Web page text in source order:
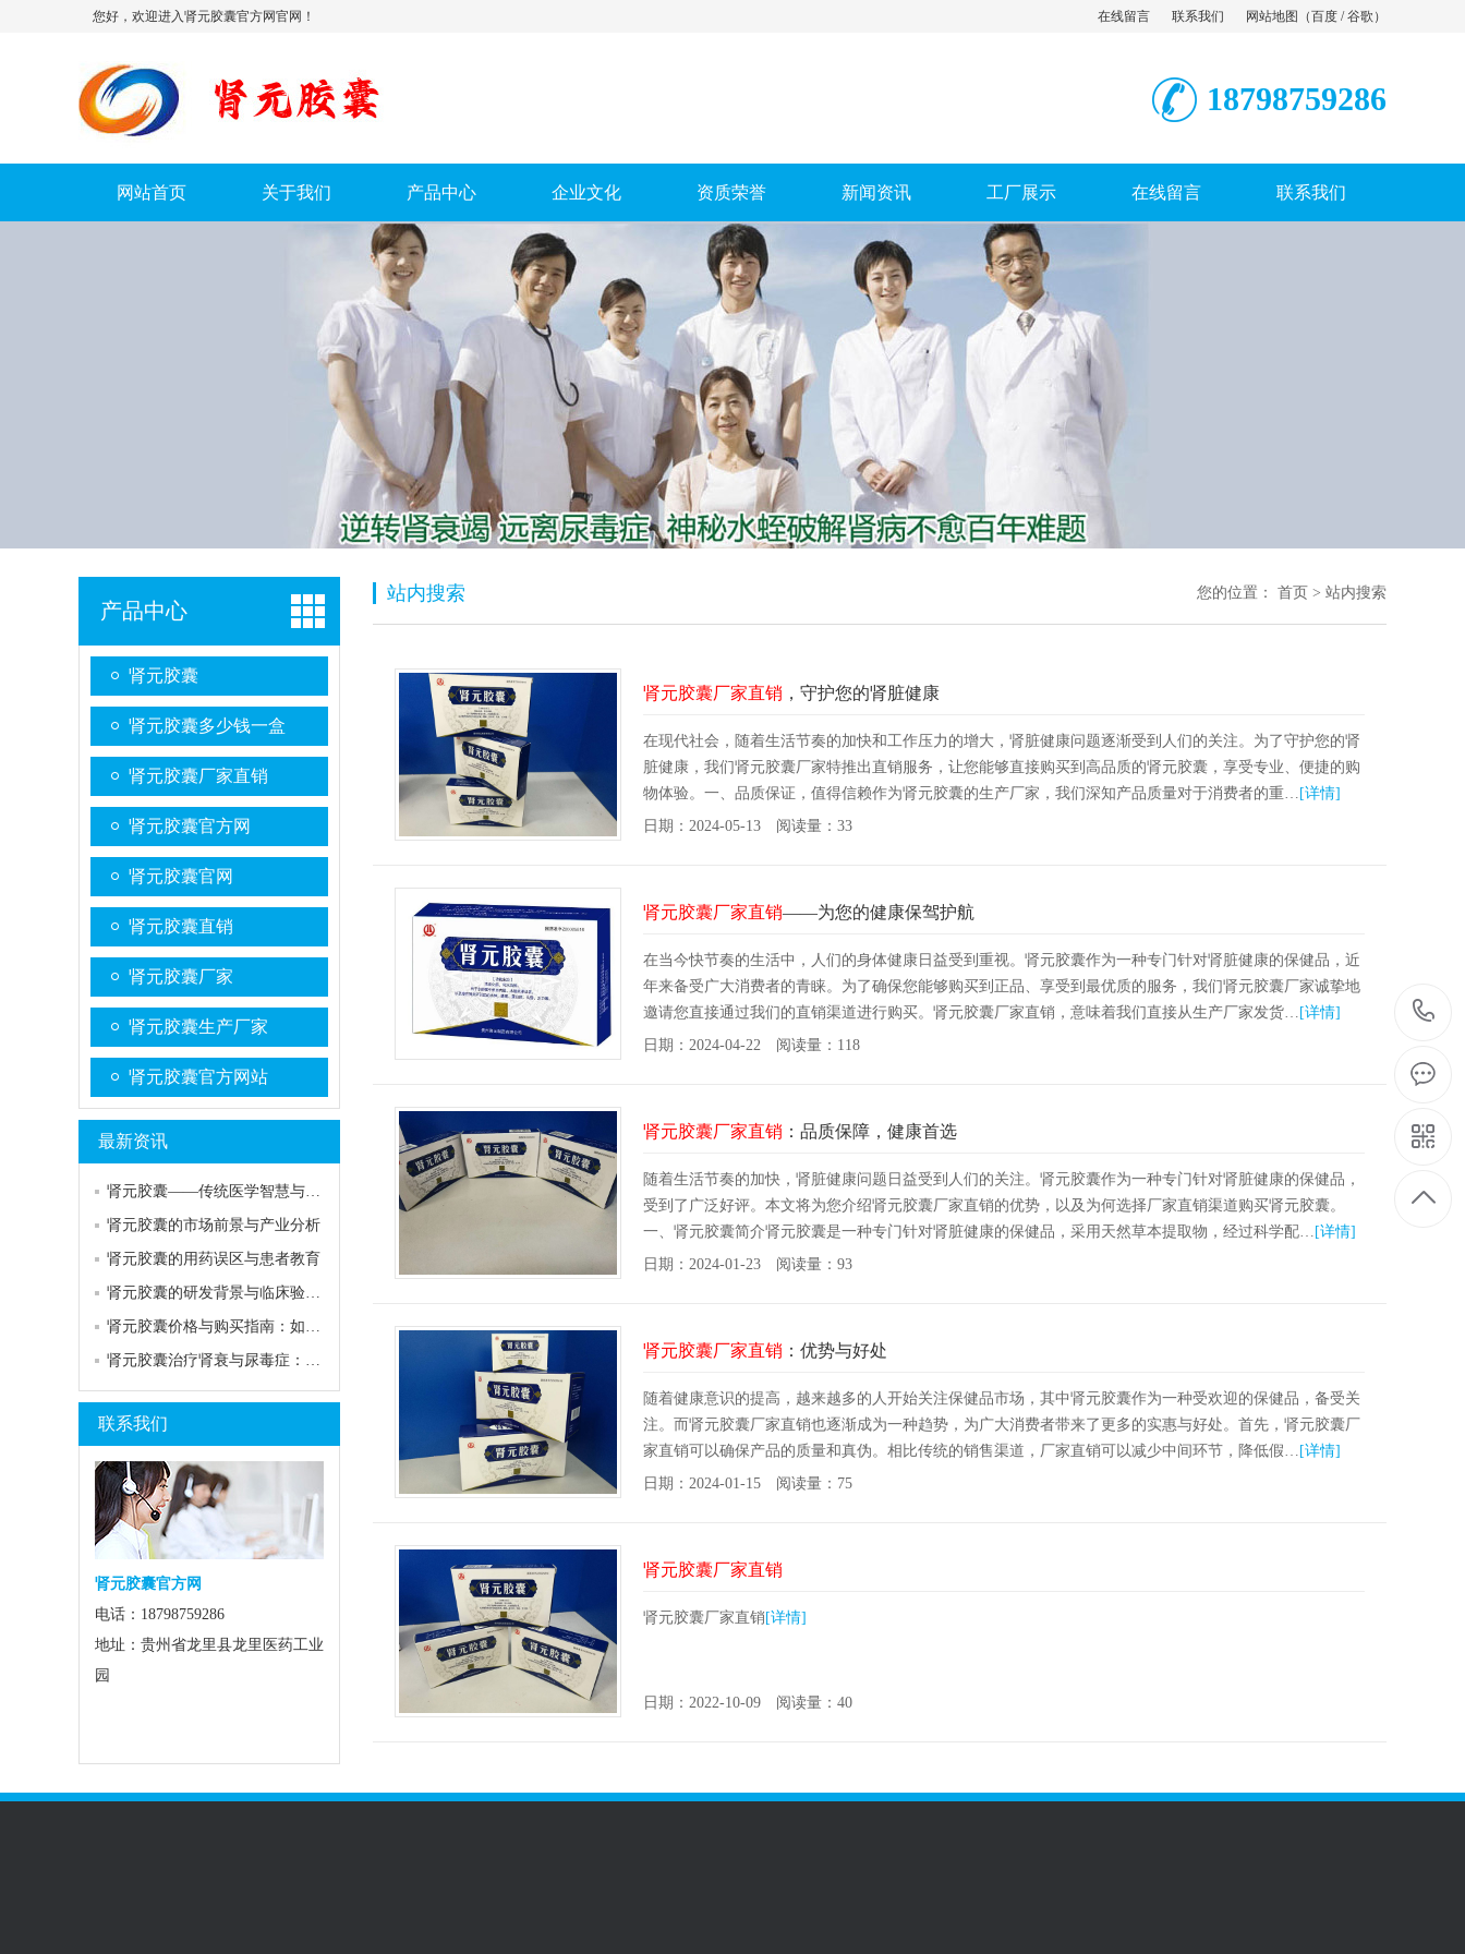
您好，欢迎进入肾元胶囊官方网官网！ 在线留言 联系我们 网站地图 （百度 /谷歌 ）
18798759286
网站首页 关于我们 产品中心 企业文化 资质荣誉 新闻资讯 工厂展示 在线留言 联系我们
产品中心
肾元胶囊
肾元胶囊多少钱一盒
肾元胶囊厂家直销
肾元胶囊官方网
肾元胶囊官网
肾元胶囊直销
肾元胶囊厂家
肾元胶囊生产厂家
肾元胶囊官方网站
最新资讯
肾元胶囊——传统医学智慧与现代科学的结晶
肾元胶囊的市场前景与产业分析
肾元胶囊的用药误区与患者教育
肾元胶囊的研发背景与临床验证历程
肾元胶囊价格与购买指南：如何选择高性价比产…
肾元胶囊治疗肾衰与尿毒症：希望还是误区？
联系我们
肾元胶囊官方网
电话：18798759286
地址：贵州省龙里县龙里医药工业
园
站内搜索 您的位置： 首页 > 站内搜索
肾元胶囊厂家直销 ，守护您的肾脏健康
在现代社会，随着生活节奏的加快和工作压力的增大，肾脏健康问题逐渐受到人们的关注。为了守护您的肾
脏健康，我们肾元胶囊厂家特推出直销服务，让您能够直接购买到高品质的肾元胶囊，享受专业、便捷的购
物体验。一、品质保证，值得信赖作为肾元胶囊的生产厂家，我们深知产品质量对于消费者的重… [详情]
日期：2024-05-13 阅读量：33
肾元胶囊厂家直销——为您的健康保驾护航
在当今快节奏的生活中，人们的身体健康日益受到重视。肾元胶囊作为一种专门针对肾脏健康的保健品，近
年来备受广大消费者的青睐。为了确保您能够购买到正品、享受到最优质的服务，我们肾元胶囊厂家诚挚地
邀请您直接通过我们的直销渠道进行购买。肾元胶囊厂家直销，意味着我们直接从生产厂家发货… [详情]
日期：2024-04-22 阅读量：118
肾元胶囊厂家直销 ：品质保障，健康首选
随着生活节奏的加快，肾脏健康问题日益受到人们的关注。肾元胶囊作为一种专门针对肾脏健康的保健品，
受到了广泛好评。本文将为您介绍肾元胶囊厂家直销的优势，以及为何选择厂家直销渠道购买肾元胶囊。
一、肾元胶囊简介肾元胶囊是一种专门针对肾脏健康的保健品，采用天然草本提取物，经过科学配… [详情]
日期：2024-01-23 阅读量：93
肾元胶囊厂家直销 ：优势与好处
随着健康意识的提高，越来越多的人开始关注保健品市场，其中肾元胶囊作为一种受欢迎的保健品，备受关
注。而肾元胶囊厂家直销也逐渐成为一种趋势，为广大消费者带来了更多的实惠与好处。首先，肾元胶囊厂
家直销可以确保产品的质量和真伪。相比传统的销售渠道，厂家直销可以减少中间环节，降低假… [详情]
日期：2024-01-15 阅读量：75
肾元胶囊厂家直销
肾元胶囊厂家直销 [详情]
日期：2022-10-09 阅读量：40